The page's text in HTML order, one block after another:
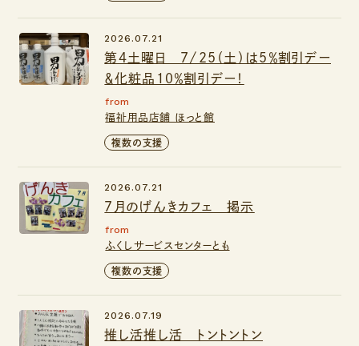
第４土曜日 7/25（土）は5％割引デー
＆化粧品１０％割引デー！
2026.07.21
from
福祉用品店舗 ほっと館
複数の支援
７月のげんきカフェ 掲示
2026.07.21
from
ふくしサービスセンターとも
複数の支援
推し活推し活 トントントン
2026.07.19